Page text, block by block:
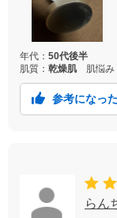
年代： 50代後半
肌質： 乾燥肌 肌悩み
参考になった
らん